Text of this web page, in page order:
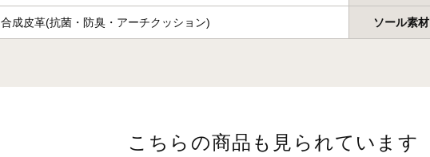
合成皮革(抗菌・防臭・アーチクッション) ソール素材
こちらの商品も見られています